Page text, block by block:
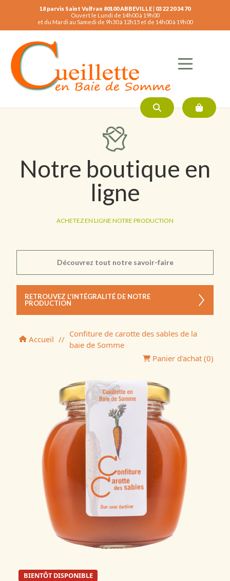
18 parvis Saint Vulfran 80100 ABBEVILLE | 03 22 20 34 70
Ouvert le Lundi de 14h00 à 19h00
et du Mardi au Samedi de 9h30 à 12h15 et de 14h00 à 19h00
Notre boutique en
ligne
ACHETEZ EN LIGNE NOTRE PRODUCTION
Découvrez tout notre savoir-faire
RETROUVEZ L'INTÉGRALITÉ DE NOTRE
PRODUCTION
Accueil //
Confiture de carotte des sables de la
baie de Somme
Panier d'achat (0)
BIENTÔT DISPONIBLE